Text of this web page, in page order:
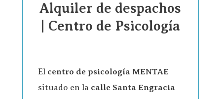
Alquiler de despachos
| Centro de Psicología
El centro de psicología MENTAE
situado en la calle Santa Engracia